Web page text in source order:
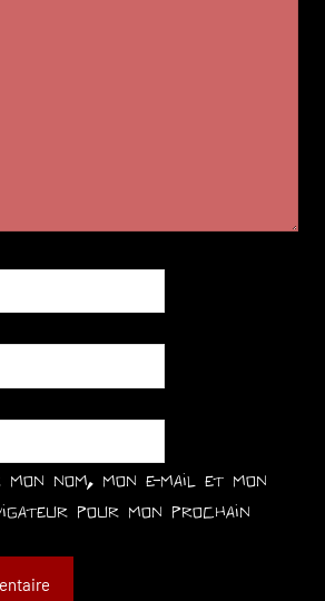
nom, mon e-mail et mon
pour mon prochain